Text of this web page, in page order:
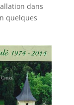
dans
quelques